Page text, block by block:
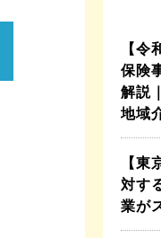
【
保険
解説
地域
【
対す
業が